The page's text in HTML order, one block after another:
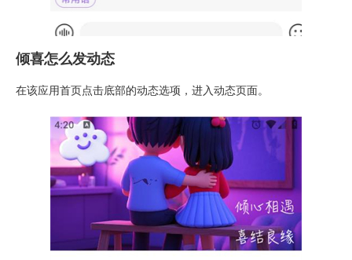
倾喜怎么发动态
在该应用首页点击底部的动态选项，进入动态页面。